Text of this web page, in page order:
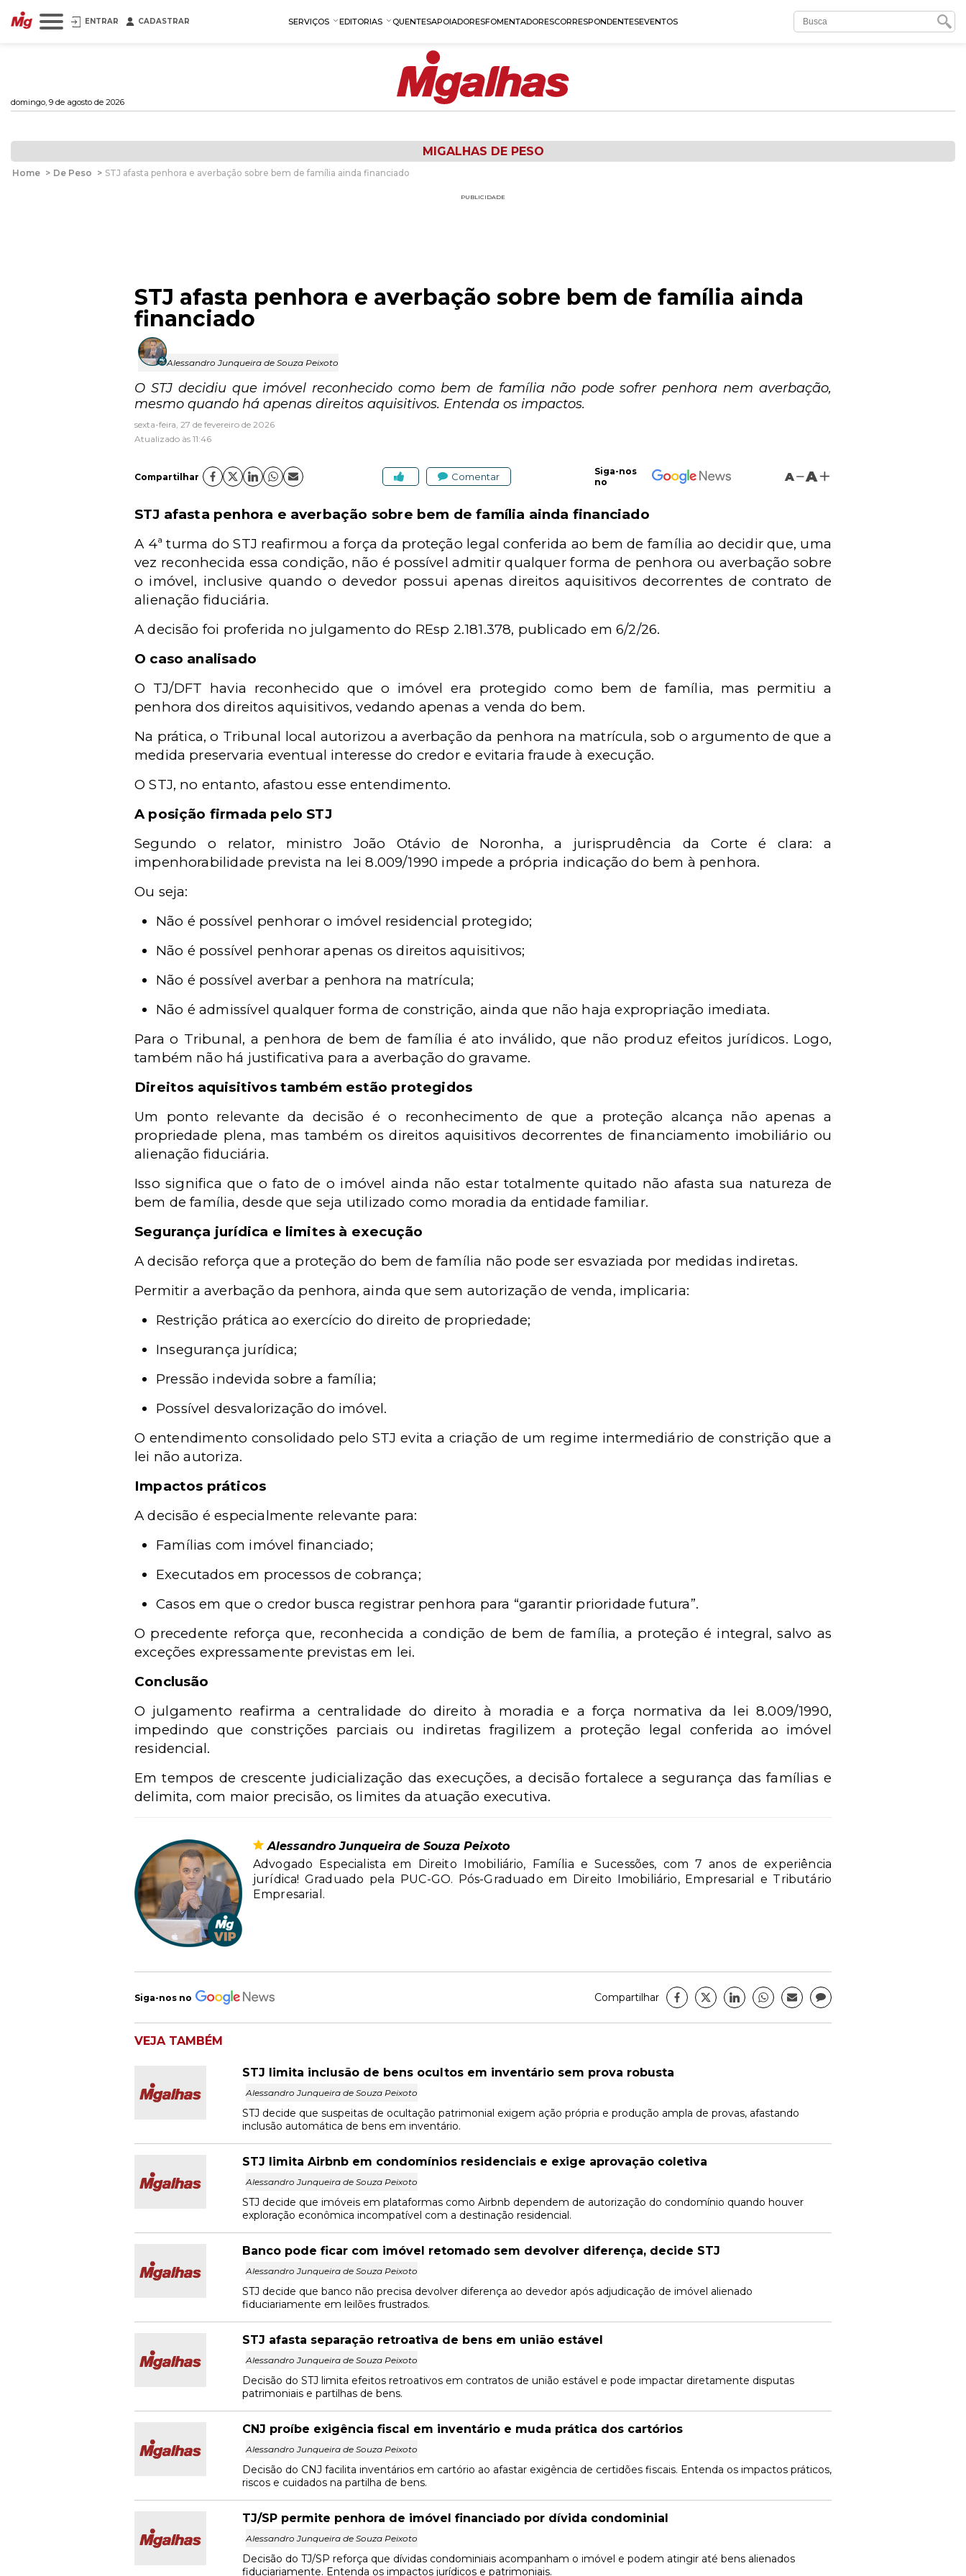
ENTRAR CADASTRAR SERVIÇOS EDITORIAS QUENTESAPOIADORESFOMENTADORESCORRESPONDENTESEVENTOS
domingo, 9 de agosto de 2026
MIGALHAS DE PESO
Home > De Peso > STJ afasta penhora e averbação sobre bem de família ainda financiado
PUBLICIDADE
STJ afasta penhora e averbação sobre bem de família ainda
financiado
Alessandro Junqueira de Souza Peixoto
O STJ decidiu que imóvel reconhecido como bem de família não pode sofrer penhora nem averbação,
mesmo quando há apenas direitos aquisitivos. Entenda os impactos.
sexta-feira, 27 de fevereiro de 2026
Atualizado às 11:46
Compartilhar Comentar
Siga-nos
no
A A
STJ afasta penhora e averbação sobre bem de família ainda financiado
A 4ª turma do STJ reafirmou a força da proteção legal conferida ao bem de família ao decidir que, uma
vez reconhecida essa condição, não é possível admitir qualquer forma de penhora ou averbação sobre
o imóvel, inclusive quando o devedor possui apenas direitos aquisitivos decorrentes de contrato de
alienação fiduciária.
A decisão foi proferida no julgamento do REsp 2.181.378, publicado em 6/2/26.
O caso analisado
O TJ/DFT havia reconhecido que o imóvel era protegido como bem de família, mas permitiu a
penhora dos direitos aquisitivos, vedando apenas a venda do bem.
Na prática, o Tribunal local autorizou a averbação da penhora na matrícula, sob o argumento de que a
medida preservaria eventual interesse do credor e evitaria fraude à execução.
O STJ, no entanto, afastou esse entendimento.
A posição firmada pelo STJ
Segundo o relator, ministro João Otávio de Noronha, a jurisprudência da Corte é clara: a
impenhorabilidade prevista na lei 8.009/1990 impede a própria indicação do bem à penhora.
Ou seja:
Não é possível penhorar o imóvel residencial protegido;
Não é possível penhorar apenas os direitos aquisitivos;
Não é possível averbar a penhora na matrícula;
Não é admissível qualquer forma de constrição, ainda que não haja expropriação imediata.
Para o Tribunal, a penhora de bem de família é ato inválido, que não produz efeitos jurídicos. Logo,
também não há justificativa para a averbação do gravame.
Direitos aquisitivos também estão protegidos
Um ponto relevante da decisão é o reconhecimento de que a proteção alcança não apenas a
propriedade plena, mas também os direitos aquisitivos decorrentes de financiamento imobiliário ou
alienação fiduciária.
Isso significa que o fato de o imóvel ainda não estar totalmente quitado não afasta sua natureza de
bem de família, desde que seja utilizado como moradia da entidade familiar.
Segurança jurídica e limites à execução
A decisão reforça que a proteção do bem de família não pode ser esvaziada por medidas indiretas.
Permitir a averbação da penhora, ainda que sem autorização de venda, implicaria:
Restrição prática ao exercício do direito de propriedade;
Insegurança jurídica;
Pressão indevida sobre a família;
Possível desvalorização do imóvel.
O entendimento consolidado pelo STJ evita a criação de um regime intermediário de constrição que a
lei não autoriza.
Impactos práticos
A decisão é especialmente relevante para:
Famílias com imóvel financiado;
Executados em processos de cobrança;
Casos em que o credor busca registrar penhora para “garantir prioridade futura”.
O precedente reforça que, reconhecida a condição de bem de família, a proteção é integral, salvo as
exceções expressamente previstas em lei.
Conclusão
O julgamento reafirma a centralidade do direito à moradia e a força normativa da lei 8.009/1990,
impedindo que constrições parciais ou indiretas fragilizem a proteção legal conferida ao imóvel
residencial.
Em tempos de crescente judicialização das execuções, a decisão fortalece a segurança das famílias e
delimita, com maior precisão, os limites da atuação executiva.
Alessandro Junqueira de Souza Peixoto
Advogado Especialista em Direito Imobiliário, Família e Sucessões, com 7 anos de experiência
jurídica! Graduado pela PUC-GO. Pós-Graduado em Direito Imobiliário, Empresarial e Tributário
Empresarial.
Siga-nos no Compartilhar
VEJA TAMBÉM
STJ limita inclusão de bens ocultos em inventário sem prova robusta
Alessandro Junqueira de Souza Peixoto
STJ decide que suspeitas de ocultação patrimonial exigem ação própria e produção ampla de provas, afastando
inclusão automática de bens em inventário.
STJ limita Airbnb em condomínios residenciais e exige aprovação coletiva
Alessandro Junqueira de Souza Peixoto
STJ decide que imóveis em plataformas como Airbnb dependem de autorização do condomínio quando houver
exploração econômica incompatível com a destinação residencial.
Banco pode ficar com imóvel retomado sem devolver diferença, decide STJ
Alessandro Junqueira de Souza Peixoto
STJ decide que banco não precisa devolver diferença ao devedor após adjudicação de imóvel alienado
fiduciariamente em leilões frustrados.
STJ afasta separação retroativa de bens em união estável
Alessandro Junqueira de Souza Peixoto
Decisão do STJ limita efeitos retroativos em contratos de união estável e pode impactar diretamente disputas
patrimoniais e partilhas de bens.
CNJ proíbe exigência fiscal em inventário e muda prática dos cartórios
Alessandro Junqueira de Souza Peixoto
Decisão do CNJ facilita inventários em cartório ao afastar exigência de certidões fiscais. Entenda os impactos práticos,
riscos e cuidados na partilha de bens.
TJ/SP permite penhora de imóvel financiado por dívida condominial
Alessandro Junqueira de Souza Peixoto
Decisão do TJ/SP reforça que dívidas condominiais acompanham o imóvel e podem atingir até bens alienados
fiduciariamente. Entenda os impactos jurídicos e patrimoniais.